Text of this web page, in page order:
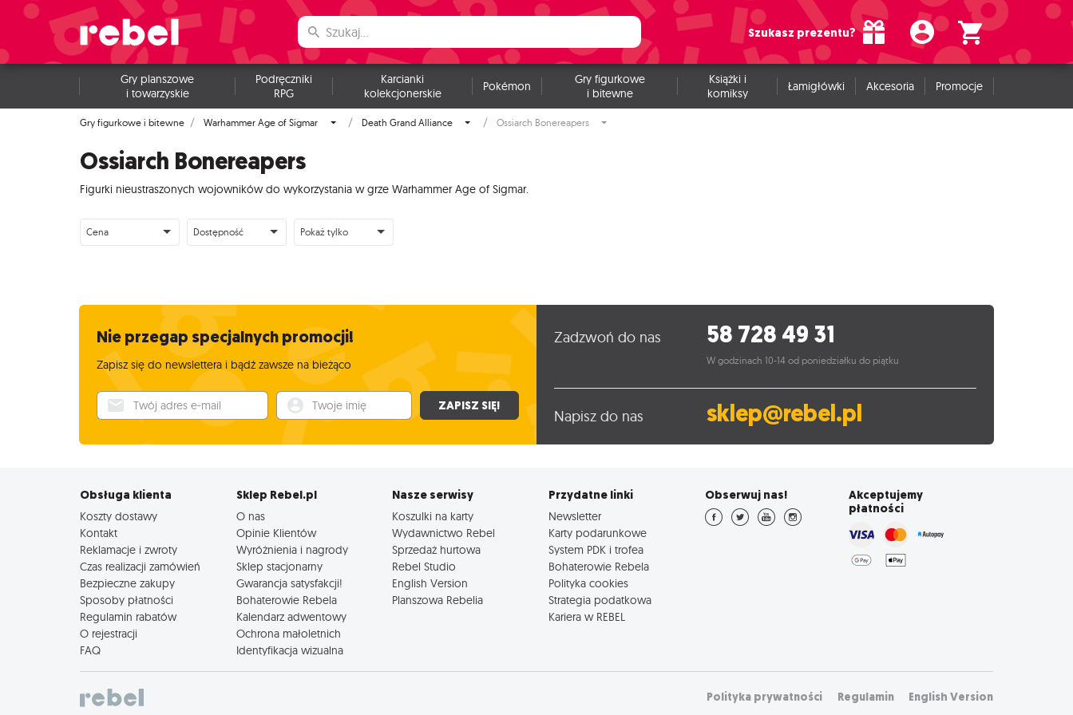
Szukasz prezentu?
Gry planszowe
i towarzyskie
Podręczniki
RPG
Karcianki
kolekcjonerskie
Pokémon
Gry figurkowe
i bitewne
Książki i
komiksy
Łamigłówki Akcesoria Promocje
Gry figurkowe i bitewne Warhammer Age of Sigmar Death Grand Alliance Ossiarch Bonereapers
Ossiarch Bonereapers
Figurki nieustraszonych wojowników do wykorzystania w grze Warhammer Age of Sigmar.
Cena Dostępność Pokaż tylko
Nie przegap specjalnych promocji!
Zapisz się do newslettera i bądź zawsze na bieżąco
Twój adres e-mail Twoje imię ZAPISZ SIĘ!
Zadzwoń do nas 58 728 49 31
W godzinach 10-14 od poniedziałku do piątku
Napisz do nas sklep@rebel.pl
Obsługa klienta
Koszty dostawy
Kontakt
Reklamacje i zwroty
Czas realizacji zamówień
Bezpieczne zakupy
Sposoby płatności
Regulamin rabatów
O rejestracji
FAQ
Sklep Rebel.pl
O nas
Opinie Klientów
Wyróżnienia i nagrody
Sklep stacjonarny
Gwarancja satysfakcji!
Bohaterowie Rebela
Kalendarz adwentowy
Ochrona małoletnich
Identyfikacja wizualna
Nasze serwisy
Koszulki na karty
Wydawnictwo Rebel
Sprzedaż hurtowa
Rebel Studio
English Version
Planszowa Rebelia
Przydatne linki
Newsletter
Karty podarunkowe
System PDK i trofea
Bohaterowie Rebela
Polityka cookies
Strategia podatkowa
Kariera w REBEL
Obserwuj nas!
Akceptujemy
płatności
Polityka prywatności Regulamin English Version